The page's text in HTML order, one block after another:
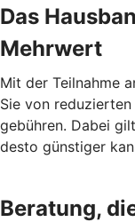
Das
Mehrwert
Mit der Teilnahme
Sie von
gebühren. Dabei
desto günstiger
Beratung,